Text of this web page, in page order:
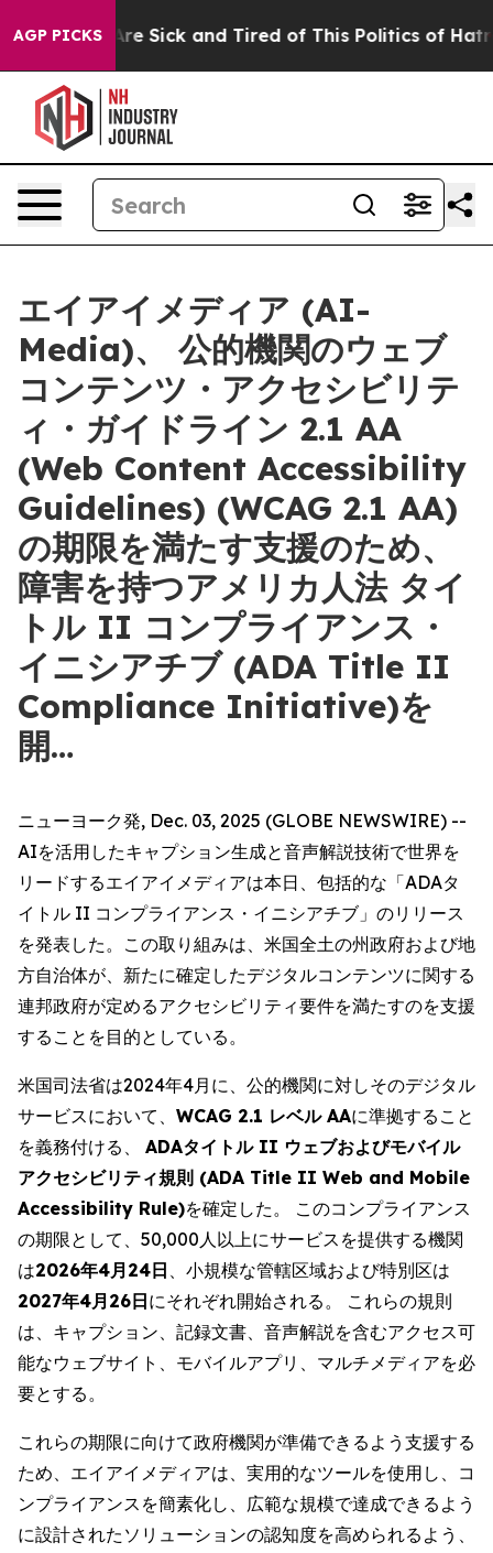
AGP PICKSAre Sick and Tired of This Politics of Hatred”
エイアイメディア (AI-
Media)、 公的機関のウェブ
コンテンツ・アクセシビリテ
ィ・ガイドライン 2.1 AA
(Web Content Accessibility
Guidelines) (WCAG 2.1 AA)
の期限を満たす支援のため、
障害を持つアメリカ人法 タイ
トル II コンプライアンス・
イニシアチブ (ADA Title II
Compliance Initiative)を
開…
ニューヨーク発, Dec. 03, 2025 (GLOBE NEWSWIRE) --
AIを活用したキャプション生成と音声解説技術で世界を
リードするエイアイメディアは本日、包括的な「ADAタ
イトル II コンプライアンス・イニシアチブ」のリリース
を発表した。この取り組みは、米国全土の州政府および地
方自治体が、新たに確定したデジタルコンテンツに関する
連邦政府が定めるアクセシビリティ要件を満たすのを支援
することを目的としている。
米国司法省は2024年4月に、公的機関に対しそのデジタル
サービスにおいて、 WCAG 2.1 レベル AAに準拠すること
を義務付ける、 ADAタイトル II ウェブおよびモバイル
アクセシビリティ規則 (ADA Title II Web and Mobile
Accessibility Rule)を確定した。 このコンプライアンス
の期限として、50,000人以上にサービスを提供する機関
は2026年4月24日 、小規模な管轄区域および特別区は
2027年4月26日にそれぞれ開始される。 これらの規則
は、キャプション、記録文書、音声解説を含むアクセス可
能なウェブサイト、モバイルアプリ、マルチメディアを必
要とする。
これらの期限に向けて政府機関が準備できるよう支援する
ため、エイアイメディアは、実用的なツールを使用し、コ
ンプライアンスを簡素化し、広範な規模で達成できるよう
に設計されたソリューションの認知度を高められるよう、